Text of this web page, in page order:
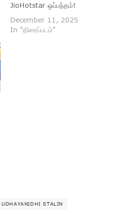
JioHotstar ஒப்பந்தம்!
December 11, 2025
In "திரைப்படம்"
UDHAYANIDHI STALIN